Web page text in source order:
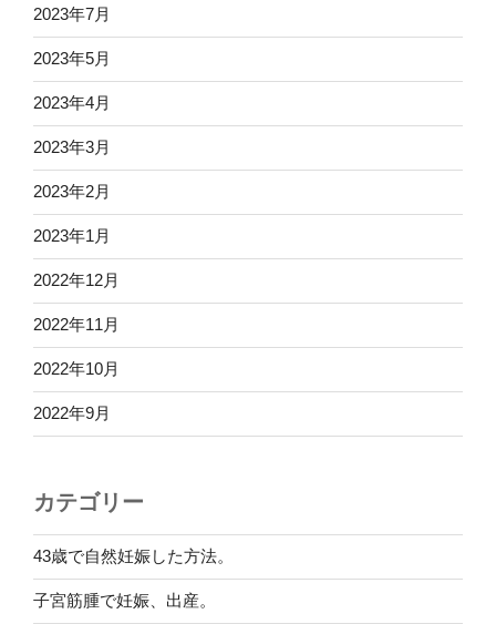
2023年7月
2023年5月
2023年4月
2023年3月
2023年2月
2023年1月
2022年12月
2022年11月
2022年10月
2022年9月
カテゴリー
43歳で自然妊娠した方法。
子宮筋腫で妊娠、出産。